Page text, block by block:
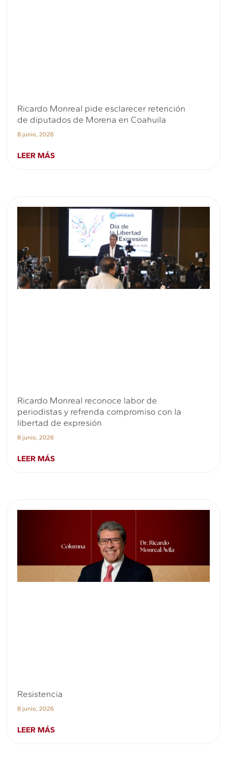
Ricardo Monreal pide esclarecer retención
de diputados de Morena en Coahuila
8 junio, 2026
LEER MÁS
Ricardo Monreal reconoce labor de
periodistas y refrenda compromiso con la
libertad de expresión
8 junio, 2026
LEER MÁS
Resistencia
8 junio, 2026
LEER MÁS